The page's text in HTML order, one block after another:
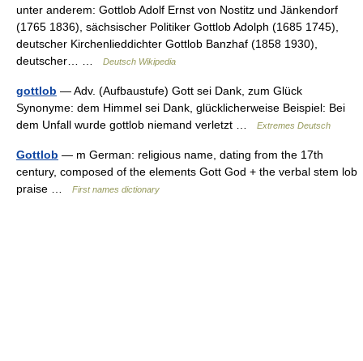
unter anderem: Gottlob Adolf Ernst von Nostitz und Jänkendorf
(1765 1836), sächsischer Politiker Gottlob Adolph (1685 1745),
deutscher Kirchenlieddichter Gottlob Banzhaf (1858 1930),
deutscher… …
Deutsch Wikipedia
gottlob — Adv. (Aufbaustufe) Gott sei Dank, zum Glück
Synonyme: dem Himmel sei Dank, glücklicherweise Beispiel: Bei
dem Unfall wurde gottlob niemand verletzt …
Extremes Deutsch
Gottlob — m German: religious name, dating from the 17th
century, composed of the elements Gott God + the verbal stem lob
praise …
First names dictionary